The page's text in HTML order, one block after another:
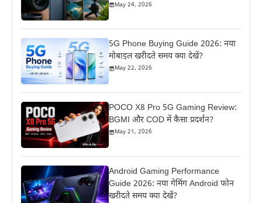
May 24, 2026
5G Phone Buying Guide 2026: नया
मोबाइल खरीदते समय क्या देखें?
May 22, 2026
POCO X8 Pro 5G Gaming Review:
BGMI और COD में कैसा प्रदर्शन?
May 21, 2026
Android Gaming Performance
Guide 2026: नया गेमिंग Android फोन
खरीदते समय क्या देखें?